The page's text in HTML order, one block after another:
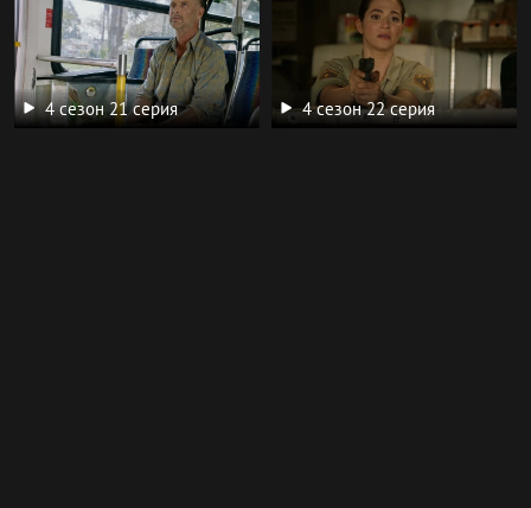
4 сезон 21 серия 4 сезон 22 серия